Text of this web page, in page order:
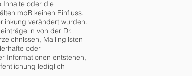
Inhalte oder die
mbB keinen Einfluss.
verändert wurden.
in von der Dr.
Mailinglisten
oder
Informationen entstehen,
lediglich